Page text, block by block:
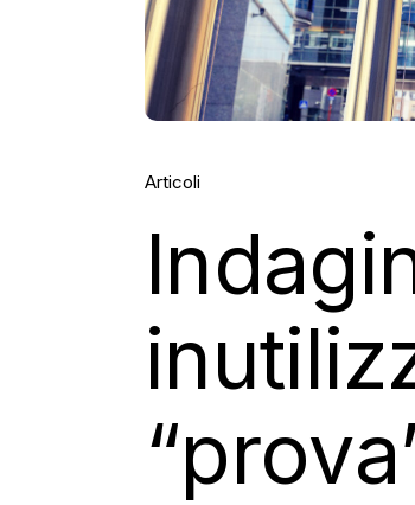
Articoli